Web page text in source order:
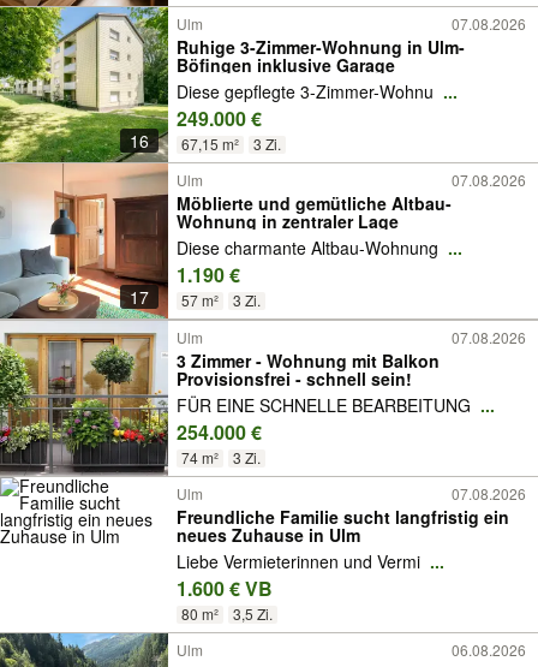
16
Ulm 07.08.2026
Ruhige 3-Zimmer-Wohnung in Ulm-
Böfingen inklusive Garage
Diese gepflegte 3-Zimmer-Wohnu ...
249.000 €
67,15 m² 3 Zi.
17
Ulm 07.08.2026
Möblierte und gemütliche Altbau-
Wohnung in zentraler Lage
Diese charmante Altbau-Wohnung ...
1.190 €
57 m²
3 Zi.
Ulm
07.08.2026
3 Zimmer - Wohnung mit Balkon
Provisionsfrei - schnell sein!
FÜR EINE SCHNELLE BEARBEITUNG ...
254.000 €
74 m²
3 Zi.
Ulm
07.08.2026
Freundliche Familie sucht langfristig ein
neues Zuhause in Ulm
Liebe Vermieterinnen und Vermi ...
1.600 € VB
80 m²
3,5 Zi.
Ulm
06.08.2026